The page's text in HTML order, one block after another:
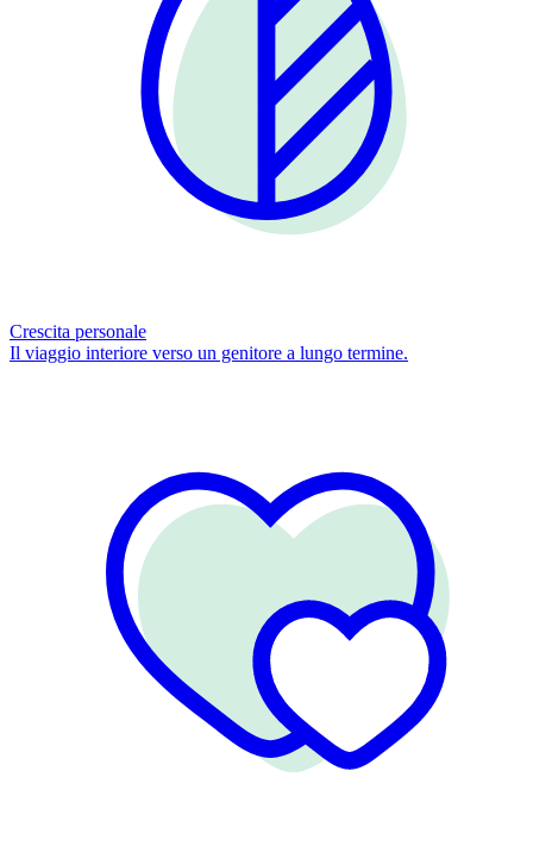
Crescita personale
Il viaggio interiore verso un genitore a lungo termine.